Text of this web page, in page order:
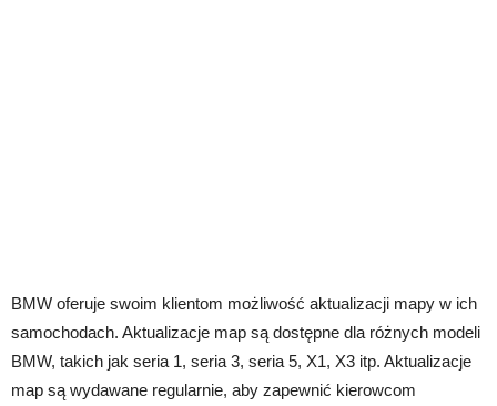
BMW oferuje swoim klientom możliwość aktualizacji mapy w ich
samochodach. Aktualizacje map są dostępne dla różnych modeli
BMW, takich jak seria 1, seria 3, seria 5, X1, X3 itp. Aktualizacje
map są wydawane regularnie, aby zapewnić kierowcom